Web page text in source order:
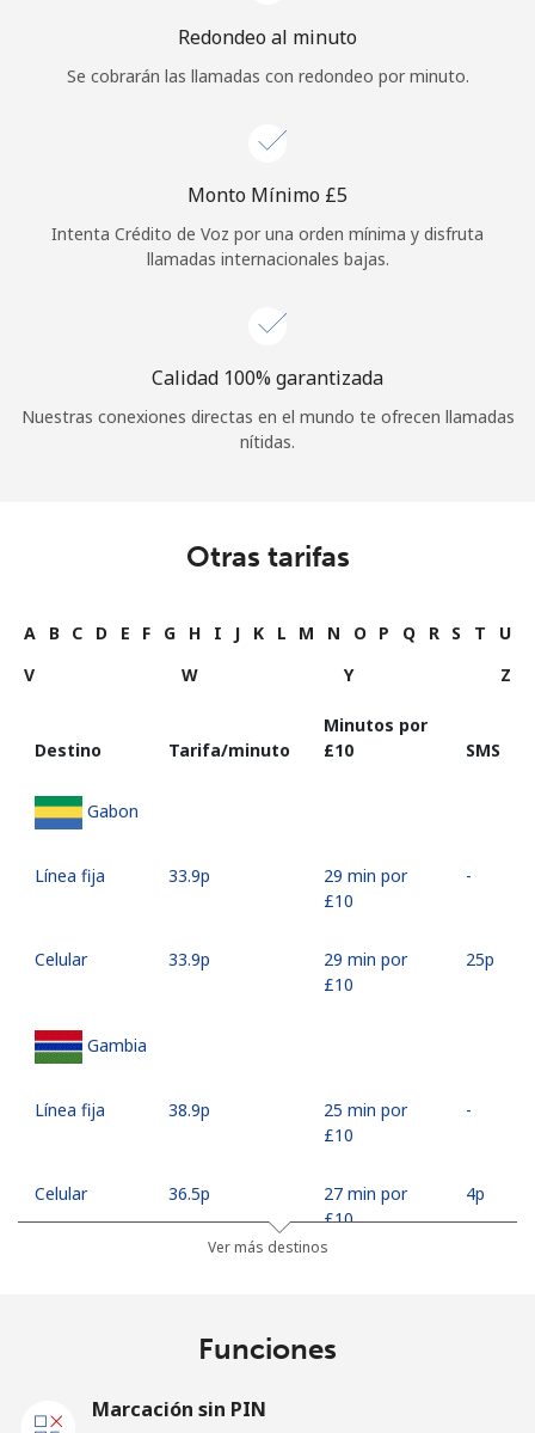
Redondeo al minuto
Se cobrarán las llamadas con redondeo por minuto.
Monto Mínimo ⁦£5⁩
Intenta Crédito de Voz por una orden mínima y disfruta
llamadas internacionales bajas.
Calidad 100% garantizada
Nuestras conexiones directas en el mundo te ofrecen llamadas
nítidas.
Otras tarifas
A B C D E F G H I J K L M N O P Q R S T
U
V
W Y Z
Destino Tarifa/minuto
Minutos por
⁦£10⁩
SMS
Gabon
Línea fija ⁦33.9p⁩
29 min por
⁦£10⁩
-
Celular ⁦33.9p⁩
29 min por
⁦£10⁩
⁦25p⁩
Gambia
Línea fija ⁦38.9p⁩
25 min por
⁦£10⁩
-
Celular ⁦36.5p⁩
27 min por
⁦£10⁩
⁦4p⁩
⁦18.9p⁩
52 min por
Celular
Ver más destinos
Funciones
Marcación sin PIN